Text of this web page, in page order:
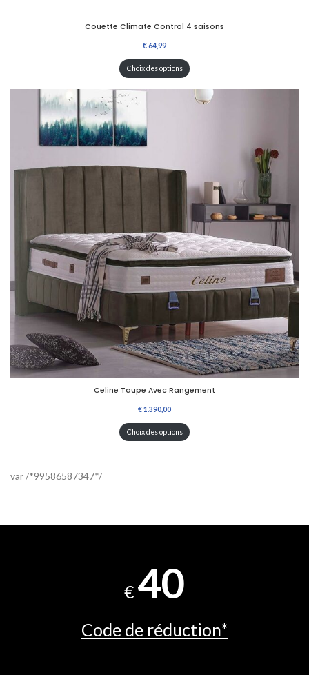
Couette Climate Control 4 saisons
Choix des options
Celine Taupe Avec Rangement
Choix des options
var /*99586587347*/
€ 40
Code de réduction*